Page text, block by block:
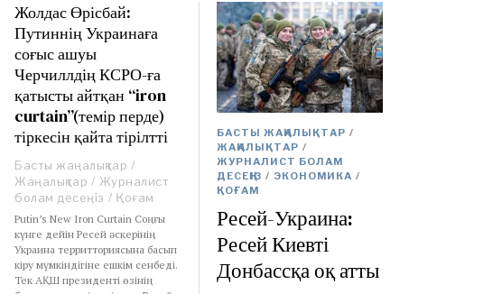
БАСТЫ ЖАҢАЛЫҚТАР /
ЖАҢАЛЫҚТАР /
ЖУРНАЛИСТ БОЛАМ
ДЕСЕҢІЗ / ЭКОНОМИКА /
ҚОҒАМ
Ресей-Украина:
Ресей Киевті
Донбассқа оқ атты
Жолдас Өрісбай:
Путиннің Украинаға
соғыс ашуы
Черчиллдің КСРО-ға
қатысты айтқан “iron
curtain”(темір перде)
тіркесін қайта тірілтті
Басты жаңалықтар /
Жаңалықтар / Журналист
болам десеңіз / Қоғам
Putin’s New Iron Curtain Соңғы
күнге дейін Ресей әскерінің
Украина территториясына басып
кіру мүмкіндігіне ешкім сенбеді.
Тек АҚШ президенті өзінің